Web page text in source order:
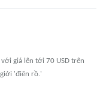
giá lên tới 70 USD trên
'điên rồ.'